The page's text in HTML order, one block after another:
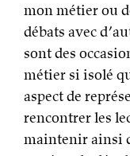
mon métier ou
débats avec
sont des
métier si isolé
aspect de
rencontrer les
maintenir ainsi